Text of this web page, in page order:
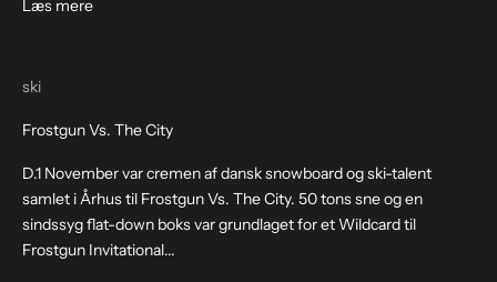
Læs mere
ski
Frostgun Vs. The City
D.1 November var cremen af dansk snowboard og ski-talent
samlet i Århus til Frostgun Vs. The City. 50 tons sne og en
sindssyg flat-down boks var grundlaget for et Wildcard til
Frostgun Invitational...